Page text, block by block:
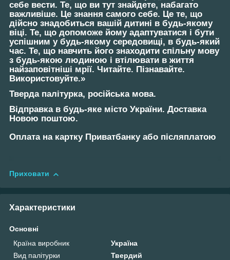
себе вести. Те, що ви тут знайдете, набагато
важливіше. Це знання самого себе. Це те, що
дійсно знадобиться вашій дитині в будь-якому
віці. Те, що допоможе йому адаптуватися і бути
успішним у будь-якому середовищі, в будь-який
час. Те, що навчить його знаходити спільну мову
з будь-якою людиною і втілювати в життя
найзаповітніші мрії. Читайте. Пізнавайте.
Використовуйте.»
Тверда палітурка, російська мова.
Відправка в будь-яке місто України. Доставка
Новою поштою.
Оплата на картку Приватбанку або післяплатою
Приховати
Характеристики
Основні
Країна виробник
Україна
Вид палітурки
Твердий